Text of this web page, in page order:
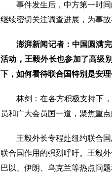
事件发生后，中方第一时
继续密切关注调查进展，为事故
澎湃新闻记者：中国圆满
活动，王毅外长也参加了高级
下，如何看待联合国特别是安理
林剑：在各方积极支持下
员和广大会员国一道，聚焦重
王毅外长专程赴纽约联合
联合国作用的强烈呼吁。王毅
巴以、伊朗、乌克兰等热点问